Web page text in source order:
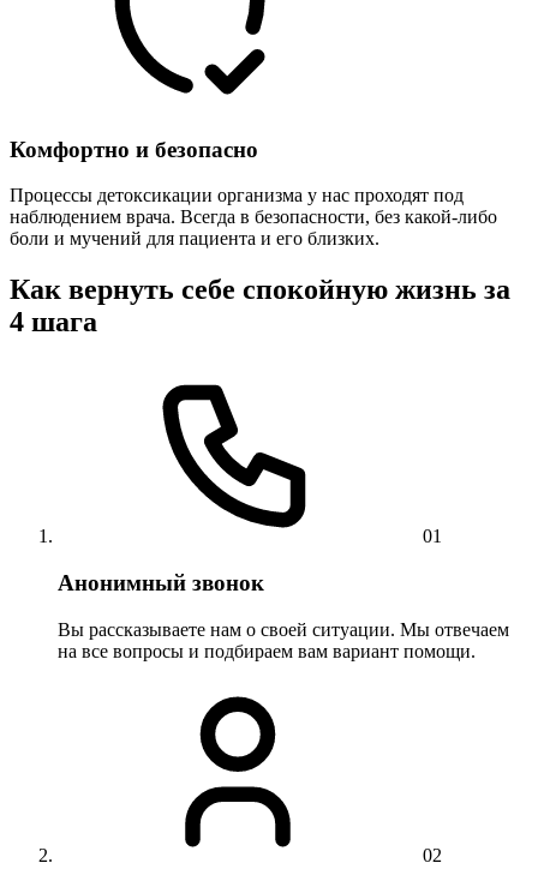
Комфортно и безопасно
Процессы детоксикации организма у нас проходят под
наблюдением врача. Всегда в безопасности, без какой-либо
боли и мучений для пациента и его близких.
Как вернуть себе спокойную жизнь за
4 шага
01
Анонимный звонок
Вы рассказываете нам о своей ситуации. Мы отвечаем
на все вопросы и подбираем вам вариант помощи.
02